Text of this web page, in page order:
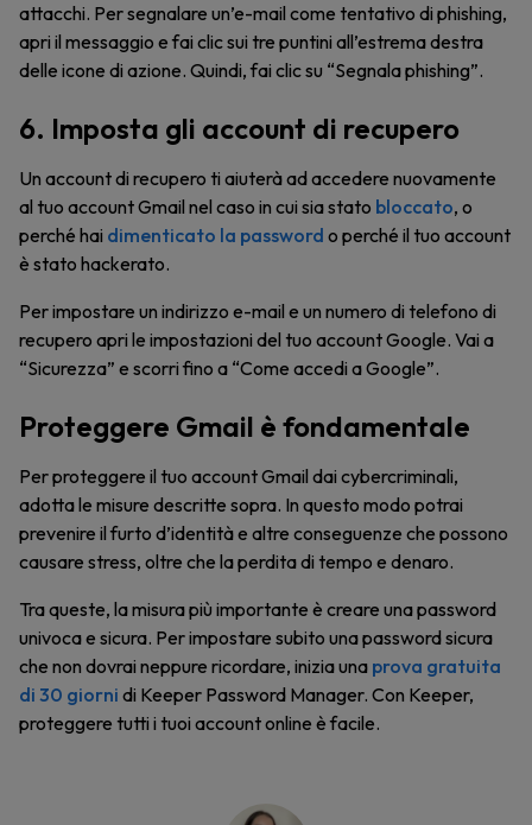
attacchi. Per segnalare un’e-mail come tentativo di phishing,
apri il messaggio e fai clic sui tre puntini all’estrema destra
delle icone di azione. Quindi, fai clic su “Segnala phishing”.
6. Imposta gli account di recupero
Un account di recupero ti aiuterà ad accedere nuovamente
al tuo account Gmail nel caso in cui sia stato bloccato, o
perché hai dimenticato la password o perché il tuo account
è stato hackerato.
Per impostare un indirizzo e-mail e un numero di telefono di
recupero apri le impostazioni del tuo account Google. Vai a
“Sicurezza” e scorri fino a “Come accedi a Google”.
Proteggere Gmail è fondamentale
Per proteggere il tuo account Gmail dai cybercriminali,
adotta le misure descritte sopra. In questo modo potrai
prevenire il furto d’identità e altre conseguenze che possono
causare stress, oltre che la perdita di tempo e denaro.
Tra queste, la misura più importante è creare una password
univoca e sicura. Per impostare subito una password sicura
che non dovrai neppure ricordare, inizia una prova gratuita
di 30 giorni di Keeper Password Manager. Con Keeper,
proteggere tutti i tuoi account online è facile.